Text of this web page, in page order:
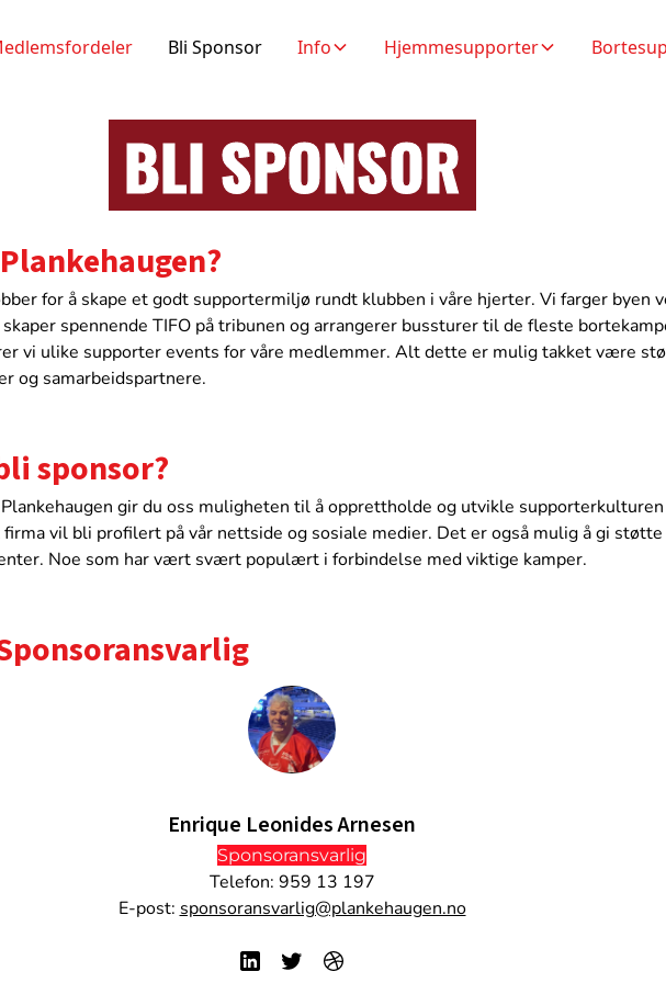
Bli Sponsor Info Hjemmesupporter
BLI SPONSOR
for å skape et godt supportermiljø rundt klubben i våre hjerter. Vi farger byen
spennende TIFO på tribunen og arrangerer bussturer til de fleste
vi ulike supporter events for våre medlemmer. Alt dette er mulig takket være
og samarbeidspartnere.
sponsor?
gir du oss muligheten til å opprettholde og utvikle
vil bli profilert på vår nettside og sosiale medier. Det er også mulig å gi
Noe som har vært svært populært i forbindelse med viktige kamper.
Enrique Leonides Arnesen
Sponsoransvarlig
Telefon: 959 13 197
E-post: sponsoransvarlig@plankehaugen.no